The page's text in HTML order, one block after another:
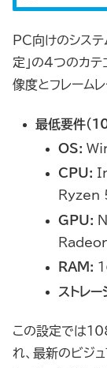
PC向けのシステ
定」の4つのカ
像度とフレーム
最低要件（
OS:
CPU:
Ryzen
GPU:
RAM:
ストレー
この設定では
れ、最新のビジ